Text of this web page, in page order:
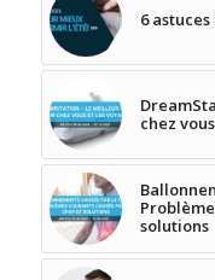
6
chez
solutions